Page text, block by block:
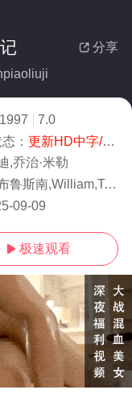
 分享
1997
7.0
： 更新HD中字/高清
,乔治·米勒
波利·沃克,伊恩·哈特,詹姆斯·弗莱恩,戴米恩·路易斯,Ben,
09-09
 极速观看